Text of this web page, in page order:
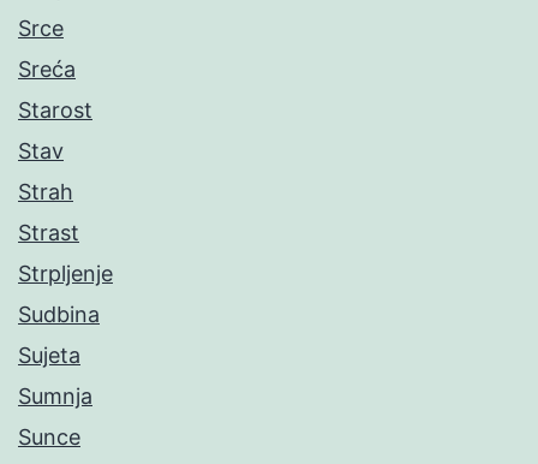
Srce
Sreća
Starost
Stav
Strah
Strast
Strpljenje
Sudbina
Sujeta
Sumnja
Sunce